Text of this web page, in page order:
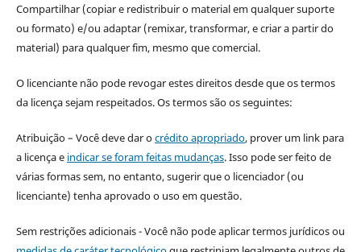
Compartilhar (copiar e redistribuir o material em qualquer suporte
ou formato) e/ou adaptar (remixar, transformar, e criar a partir do
material) para qualquer fim, mesmo que comercial.
O licenciante não pode revogar estes direitos desde que os termos
da licença sejam respeitados. Os termos são os seguintes:
Atribuição – Você deve dar ocrédito apropriado, prover um link para
a licença e indicar se foram feitas mudanças. Isso pode ser feito de
várias formas sem, no entanto, sugerir que o licenciador (ou
licenciante) tenha aprovado o uso em questão.
Sem restrições adicionais - Você não pode aplicar termos jurídicos ou